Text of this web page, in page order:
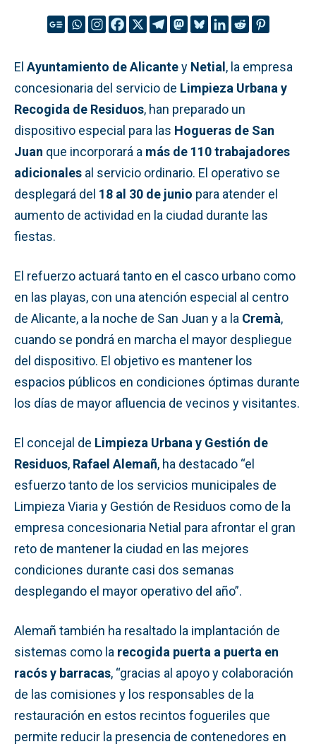
El Ayuntamiento de Alicantey Netial, la empresa
concesionaria del servicio de Limpieza Urbana y
Recogida de Residuos, han preparado un
dispositivo especial para las Hogueras de San
Juan que incorporará a más de 110 trabajadores
adicionales al servicio ordinario. El operativo se
desplegará del 18 al 30 de junio para atender el
aumento de actividad en la ciudad durante las
fiestas.
El refuerzo actuará tanto en el casco urbano como
en las playas, con una atención especial al centro
de Alicante, a la noche de San Juan y a la Cremà,
cuando se pondrá en marcha el mayor despliegue
del dispositivo. El objetivo es mantener los
espacios públicos en condiciones óptimas durante
los días de mayor afluencia de vecinos y visitantes.
El concejal de Limpieza Urbana y Gestión de
Residuos, Rafael Alemañ, ha destacado “el
esfuerzo tanto de los servicios municipales de
Limpieza Viaria y Gestión de Residuos como de la
empresa concesionaria Netial para afrontar el gran
reto de mantener la ciudad en las mejores
condiciones durante casi dos semanas
desplegando el mayor operativo del año”.
Alemañ también ha resaltado la implantación de
sistemas como la recogida puerta a puerta en
racós y barracas, “gracias al apoyo y colaboración
de las comisiones y los responsables de la
restauración en estos recintos fogueriles que
permite reducir la presencia de contenedores en